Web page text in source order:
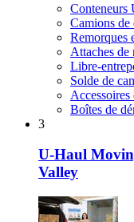
Conteneurs
Camions de
Remorques
Attaches de
Libre-
Solde de
Accessoires
Boîtes de
3
U-Haul
Valley